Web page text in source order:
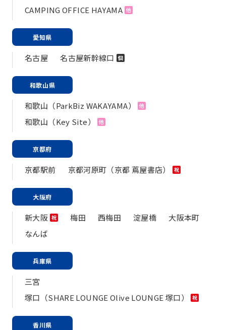
CAMPING OFFICE HAYAMA 他
愛知県
名古屋 名古屋新幹線口 個
和歌山県
和歌山（ParkBiz WAKAYAMA） 他
和歌山（Key Site） 他
京都府
京都駅前 京都河原町（京都 蔦屋書店） 祝
大阪府
新大阪 祝 梅田 西梅田 淀屋橋
大阪本町
なんば
兵庫県
三宮
塚口（SHARE LOUNGE Olive LOUNGE 塚口）
祝
香川県